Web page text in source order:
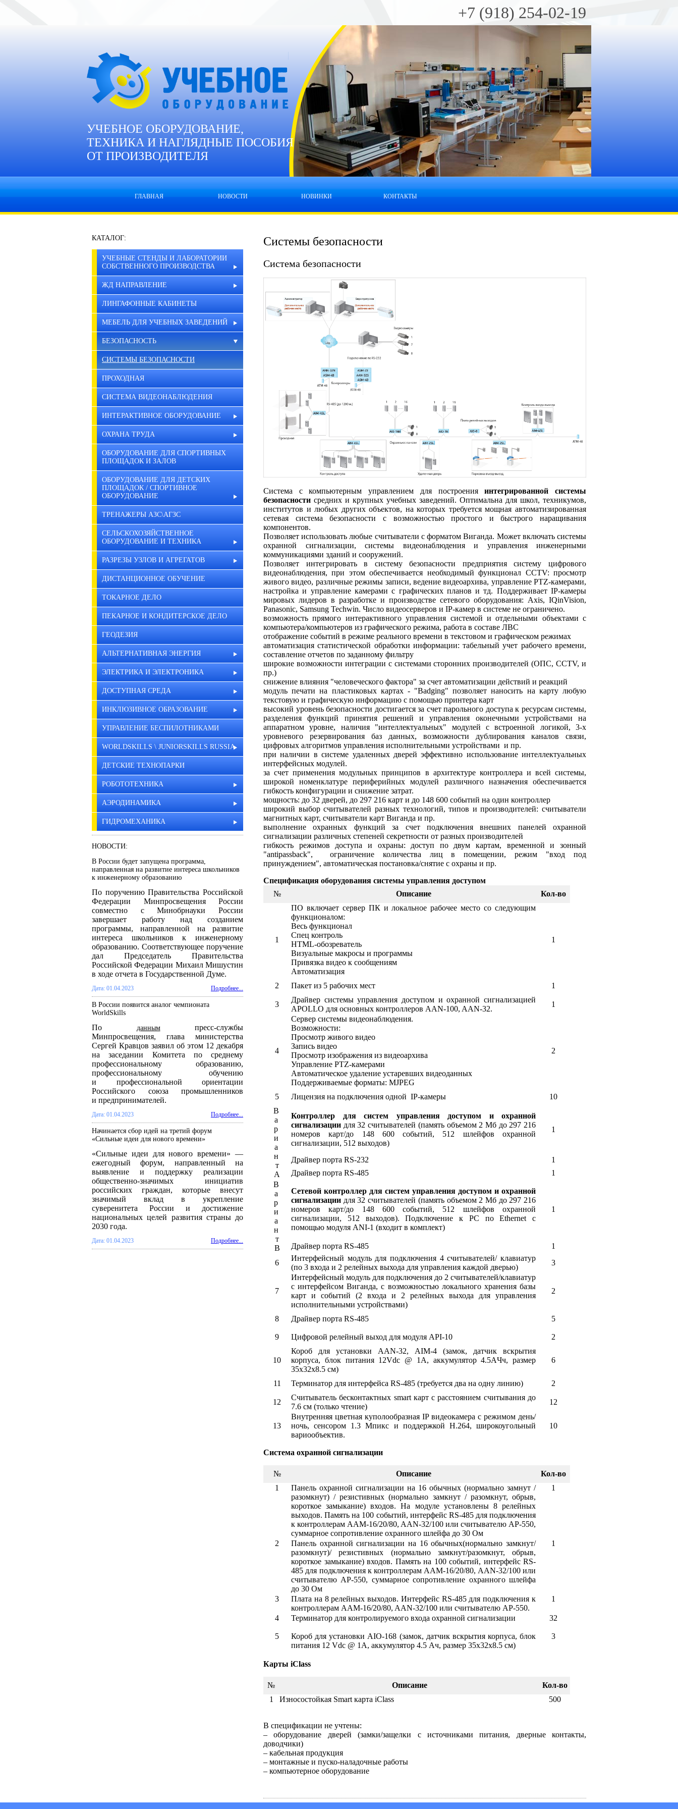
+7 (918) 254-02-19
УЧЕБНОЕ ОБОРУДОВАНИЕ,
ТЕХНИКА И НАГЛЯДНЫЕ ПОСОБИЯ
ОТ ПРОИЗВОДИТЕЛЯ
ГЛАВНАЯ НОВОСТИ НОВИНКИ КОНТАКТЫ
КАТАЛОГ:
УЧЕБНЫЕ СТЕНДЫ И ЛАБОРАТОРИИ
СОБСТВЕННОГО ПРОИЗВОДСТВА
ЖД НАПРАВЛЕНИЕ
ЛИНГАФОННЫЕ КАБИНЕТЫ
МЕБЕЛЬ ДЛЯ УЧЕБНЫХ ЗАВЕДЕНИЙ
БЕЗОПАСНОСТЬ
СИСТЕМЫ БЕЗОПАСНОСТИ
ПРОХОДНАЯ
СИСТЕМА ВИДЕОНАБЛЮДЕНИЯ
ИНТЕРАКТИВНОЕ ОБОРУДОВАНИЕ
ОХРАНА ТРУДА
ОБОРУДОВАНИЕ ДЛЯ СПОРТИВНЫХ
ПЛОЩАДОК И ЗАЛОВ
ОБОРУДОВАНИЕ ДЛЯ ДЕТСКИХ
ПЛОЩАДОК / СПОРТИВНОЕ
ОБОРУДОВАНИЕ
ТРЕНАЖЕРЫ АЗС\АГЗС
СЕЛЬСКОХОЗЯЙСТВЕННОЕ
ОБОРУДОВАНИЕ И ТЕХНИКА
РАЗРЕЗЫ УЗЛОВ И АГРЕГАТОВ
ДИСТАНЦИОННОЕ ОБУЧЕНИЕ
ТОКАРНОЕ ДЕЛО
ПЕКАРНОЕ И КОНДИТЕРСКОЕ ДЕЛО
ГЕОДЕЗИЯ
АЛЬТЕРНАТИВНАЯ ЭНЕРГИЯ
ЭЛЕКТРИКА И ЭЛЕКТРОНИКА
ДОСТУПНАЯ СРЕДА
ИНКЛЮЗИВНОЕ ОБРАЗОВАНИЕ
УПРАВЛЕНИЕ БЕСПИЛОТНИКАМИ
WORLDSKILLS \ JUNIORSKILLS RUSSIA
ДЕТСКИЕ ТЕХНОПАРКИ
РОБОТОТЕХНИКА
АЭРОДИНАМИКА
ГИДРОМЕХАНИКА
НОВОСТИ:
В России будет запущена программа,
направленная на развитие интереса школьников
к инженерному образованию
По поручению Правительства Российской
Федерации Минпросвещения России
совместно с Минобрнауки России
завершает работу над созданием
программы, направленной на развитие
интереса школьников к инженерному
образованию. Соответствующее поручение
дал Председатель Правительства
Российской Федерации Михаил Мишустин
в ходе отчета в Государственной Думе.
Дата: 01.04.2023 Подробнее...
В России появится аналог чемпионата
WorldSkills
По даннымпресс-службы
Минпросвещения, глава министерства
Сергей Кравцов заявил об этом 12 декабря
на заседании Комитета по среднему
профессиональному образованию,
профессиональному обучению
и профессиональной ориентации
Российского союза промышленников
и предпринимателей.
Дата: 01.04.2023 Подробнее...
Начинается сбор идей на третий форум
«Сильные идеи для нового времени»
«Сильные идеи для нового времени» —
ежегодный форум, направленный на
выявление и поддержку реализации
общественно-значимых инициатив
российских граждан, которые внесут
значимый вклад в укрепление
суверенитета России и достижение
национальных целей развития страны до
2030 года.
Дата: 01.04.2023 Подробнее...
Системы безопасности
Система безопасности
Система с компьютерным управлением для построенияинтегрированной системы
безопасности средних и крупных учебных заведений. Оптимальна для школ, техникумов,
институтов и любых других объектов, на которых требуется мощная автоматизированная
сетевая система безопасности с возможностью простого и быстрого наращивания
компонентов.
Позволяет использовать любые считыватели с форматом Виганда. Может включать системы
охранной сигнализации, системы видеонаблюдения и управления инженерными
коммуникациями зданий и сооружений.
Позволяет интегрировать в систему безопасности предприятия систему цифрового
видеонаблюдения, при этом обеспечивается необходимый функционал CCTV: просмотр
живого видео, различные режимы записи, ведение видеоархива, управление PTZ-камерами,
настройка и управление камерами с графических планов и тд. Поддерживает IP-камеры
мировых лидеров в разработке и производстве сетевого оборудования: Axis, IQinVision,
Panasonic, Samsung Techwin. Число видеосерверов и IP-камер в системе не ограничено.
возможность прямого интерактивного управления системой и отдельными объектами с
компьютера/компьютеров из графического режима, работа в составе ЛВС
отображение событий в режиме реального времени в текстовом и графическом режимах
автоматизация статистической обработки информации: табельный учет рабочего времени,
составление отчетов по заданному фильтру
широкие возможности интеграции с системами сторонних производителей (ОПС, CCTV, и
пр.)
снижение влияния "человеческого фактора" за счет автоматизации действий и реакций
модуль печати на пластиковых картаx - "Badging" позволяет наносить на карту любую
текстовую и графическую информацию с помощью принтера карт
высокий уровень безопасности достигается за счет парольного доступа к ресурсам системы,
разделения функций принятия решений и управления оконечными устройствами на
аппаратном уровне, наличия "интеллектуальных" модулей с встроенной логикой, 3-х
уровневого резервирования баз данных, возможности дублирования каналов связи,
цифровых алгоритмов управления исполнительными устройствами и пр.
при наличии в системе удаленных дверей эффективно использование интеллектуальных
интерфейсных модулей.
за счет применения модульных принципов в архитектуре контроллера и всей системы,
широкой номенклатуре периферийных модулей различного назначения обеспечивается
гибкость конфигурации и снижение затрат.
мощность: до 32 дверей, до 297 216 карт и до 148 600 событий на один контроллер
широкий выбор считывателей разных технологий, типов и производителей: считыватели
магнитных карт, считыватели карт Виганда и пр.
выполнение охранных функций за счет подключения внешних панелей охранной
сигнализации различных степеней секретности от разных производителей
гибкость режимов доступа и охраны: доступ по двум картам, временной и зонный
"antipassback", ограничение количества лиц в помещении, режим "вход под
принуждением", автоматическая постановка/снятие с охраны и пр.
Спецификация оборудования системы управления доступом
№
Описание Кол-во
1
ПО включает сервер ПК и локальное рабочее место со следующим
функционалом:
Весь функционал
Спец контроль
HTML-обозреватель
Визуальные макросы и программы
Привязка видео к сообщениям
Автоматизация
1
2 Пакет из 5 рабочих мест 1
3
Драйвер системы управления доступом и охранной сигнализацией
APOLLO для основных контроллеров AAN-100, AAN-32.
1
4
Сервер системы видеонаблюдения.
Возможности:
Просмотр живого видео
Запись видео
Просмотр изображения из видеоархива
Управление PTZ-камерами
Автоматическое удаление устаревших видеоданных
Поддерживаемые форматы: MJPEG
2
5 Лицензия на подключения одной IP-камеры
10
В
а
р
и
а
н
т
A
Контроллер для систем управления доступом и охранной
сигнализации для 32 считывателей (память объемом 2 Мб до 297 216
номеров карт/до 148 600 событий, 512 шлейфов охранной
сигнализации, 512 выходов)
1
Драйвер порта RS-232
1
Драйвер порта RS-485
1
В
а
р
и
а
н
т
B
Сетевой контроллер для систем управления доступом и охранной
сигнализации для 32 считывателей (память объемом 2 Мб до 297 216
номеров карт/до 148 600 событий, 512 шлейфов охранной
сигнализации, 512 выходов). Подключение к РС по Ethernet с
помощью модуля ANI-1 (входит в комплект)
1
Драйвер порта RS-485
1
6
Интерфейсный модуль для подключения 4 считывателей/ клавиатур
(по 3 входа и 2 релейных выхода для управления каждой дверью)
3
7
Интерфейсный модуль для подключения до 2 считывателей/клавиатур
с интерфейсом Виганда, с возможностью локального хранения базы
карт и событий (2 входа и 2 релейных выхода для управления
исполнительными устройствами)
2
8 Драйвер порта RS-485 5
9 Цифровой релейный выход для модуля API-10 2
10
Короб для установки AAN-32, AIM-4 (замок, датчик вскрытия
корпуса, блок питания 12Vdc @ 1A, аккумулятор 4.5AЧч, размер
35х32х8.5 см)
6
11 Терминатор для интерфейса RS-485 (требуется два на одну линию) 2
12
Считыватель бесконтактных smart карт с расстоянием считывания до
7.6 см (только чтение)
12
13
Внутренняя цветная куполообразная IP видеокамера с режимом день/
ночь, сенсором 1.3 Мпикс и поддержкой H.264, широкоугольный
вариообъектив.
10
Система охранной сигнализации
№ Описание
Кол-во
1
Панель охранной сигнализации на 16 обычных (нормально замнут /
разомкнут) / резистивных (нормально замкнут / разомкнут, обрыв,
короткое замыкание) входов. На модуле установлены 8 релейных
выходов. Память на 100 событий, интерфейс RS-485 для подключения
к контроллерам AAM-16/20/80, AAN-32/100 или считывателю AP-550,
суммарное сопротивление охранного шлейфа до 30 Ом
1
2
Панель охранной сигнализации на 16 обычных(нормально замкнут/
разомкнут)/ резистивных (нормально замкнут/разомкнут, обрыв,
короткое замыкание) входов. Память на 100 событий, интерфейс RS-
485 для подключения к контроллерам AAM-16/20/80, AAN-32/100 или
считывателю AP-550, суммарное сопротивление охранного шлейфа
до 30 Ом
1
3
Плата на 8 релейных выходов. Интерфейс RS-485 для подключения к
контроллерам AAM-16/20/80, AAN-32/100 или считывателю AP-550.
1
4 Терминатор для контролируемого входа охранной сигнализации 32
5
Короб для установки AIO-168 (замок, датчик вскрытия корпуса, блок
питания 12 Vdc @ 1А, аккумулятор 4.5 Ач, размер 35х32х8.5 см)
3
Карты iClass
№ Описание
Кол-во
1
Износостойкая Smart карта iClass 500
В спецификации не учтены:
– оборудование дверей (замки/защелки с источниками питания, дверные контакты,
доводчики)
– кабельная продукция
– монтажные и пуско-наладочные работы
– компьютерное оборудование